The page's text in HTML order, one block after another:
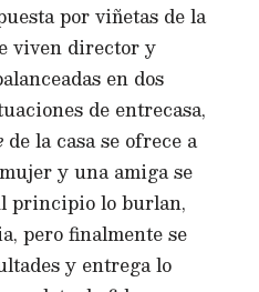
por viñetas de la
viven director y
en dos
de entrecasa,
de la casa se ofrece a
y una amiga se
principio lo burlan,
pero finalmente se
y entrega lo